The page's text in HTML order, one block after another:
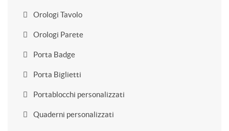
Orologi Tavolo
Orologi Parete
Porta Badge
Porta Biglietti
Portablocchi personalizzati
Quaderni personalizzati